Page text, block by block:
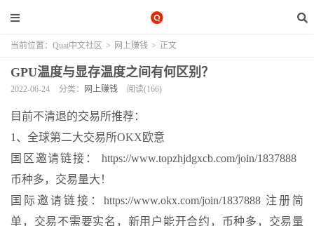
当前位置： Quai中文社区 > 网上赚钱 > 正文
GPU温度与显存温度之间有何区别？
2022-06-24 分类： 网上赚钱 阅读(166)
目前不清退的交易所推荐：
1、全球第二大交易所OKX欧意
国区邀请链接： https://www.topzhjdgxcb.com/join/1837888
币种多，交易量大！
国际邀请链接：https://www.okx.com/join/1837888 注册简
单，交易不需要实名，新用户能开合约，币种多，交易量